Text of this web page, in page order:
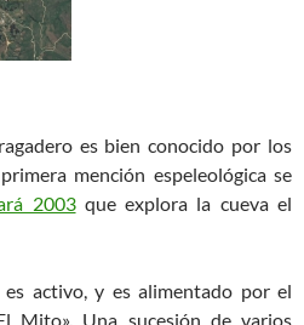
es bien conocido por los
mención espeleológica se
2003que explora la cueva el
es activo, y es alimentado por el
Mito». Una sucesión de varios